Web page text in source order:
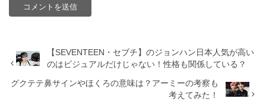
【SEVENTEEN・セブチ】のジョンハン日本人気が高い
のはビジュアルだけじゃない！性格も関係している？
グクテテ鼻サインやほくろの意味は？アーミーの考察も
考えてみた！